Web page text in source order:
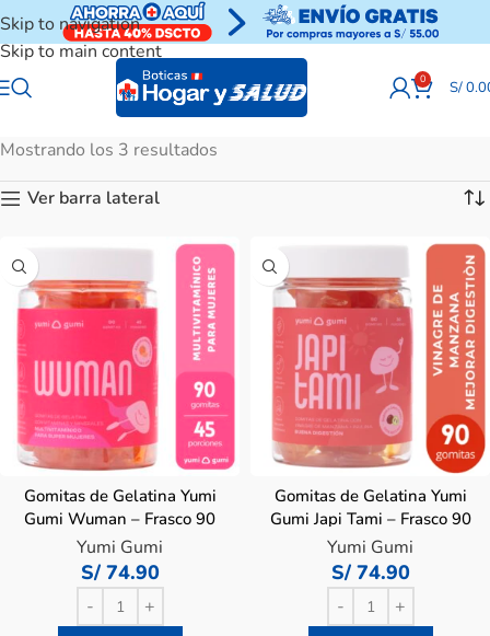
Skip to navigation
Skip to main content
0 S/
Mostrando los 3 resultados
Ver barra lateral
Gomitas de Gelatina Yumi
Gumi Wuman – Frasco 90
UN
Yumi Gumi
S/74.90
Gomitas de Gelatina Yumi
Gumi Japi Tami – Frasco 90
UN
Yumi Gumi
S/74.90